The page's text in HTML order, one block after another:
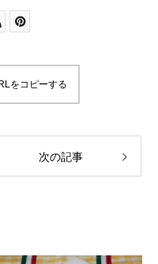
をコピーする
次の記事